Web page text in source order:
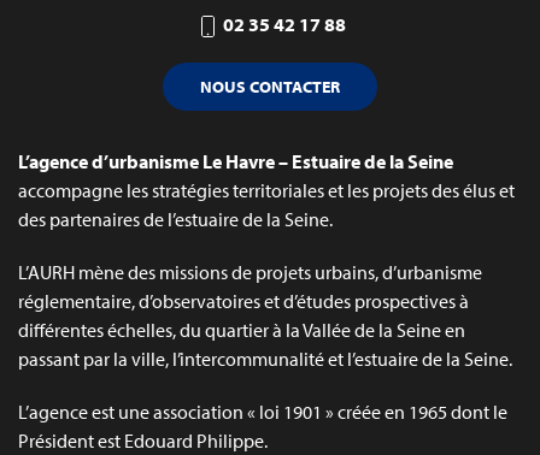
02 35 42 17 88
NOUS CONTACTER
L’agence d’urbanisme Le Havre – Estuaire de la Seine
accompagne les stratégies territoriales et les projets des élus et
des partenaires de l’estuaire de la Seine.
L’AURH mène des missions de projets urbains, d’urbanisme
réglementaire, d’observatoires et d’études prospectives à
différentes échelles, du quartier à la Vallée de la Seine en
passant par la ville, l’intercommunalité et l’estuaire de la Seine.
L’agence est une association « loi 1901 » créée en 1965 dont le
Président est Edouard Philippe.